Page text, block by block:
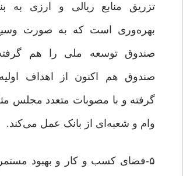
تزریق منابع ریالی و ارزی به
بهره‌وری است که به صورت
صندوق توسعه ملی را هم
صندوق هم اکنون از اهداف
گرفته و با مصوبات متعدد مجلس
وام و شعبه‌ای از بانک عمل می‌کند.
۵-فضای کسب و کار و بهبود